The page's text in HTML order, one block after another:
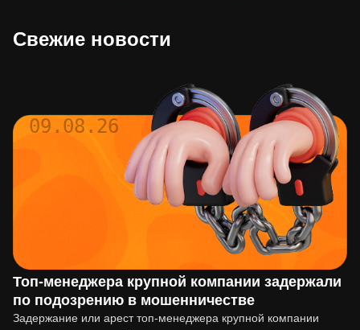
Свежие новости
09.08.26
Топ-менеджера крупной компании задержали
по подозрению в мошенничестве
Задержание или арест топ-менеджера крупной компании